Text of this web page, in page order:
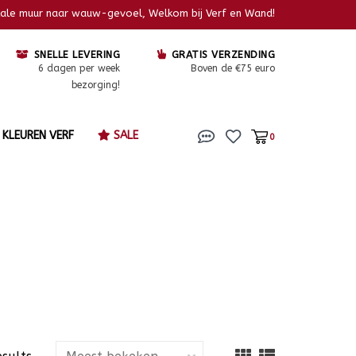
muur naar wauw-gevoel, Welkom bij Verf en Wand!
SNELLE LEVERING
6 dagen per week
bezorging!
GRATIS VERZENDING
Boven de €75 euro
KLEUREN VERF SALE 0